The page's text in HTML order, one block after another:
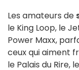
Les amateurs de
le King Loop, le
Power Maxx,
ceux qui aiment
le Palais du Rire,